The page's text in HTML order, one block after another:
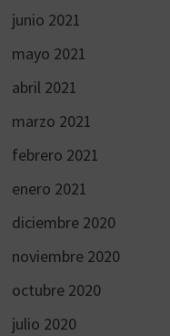
junio 2021
mayo 2021
abril 2021
marzo 2021
febrero 2021
enero 2021
diciembre 2020
noviembre 2020
octubre 2020
julio 2020